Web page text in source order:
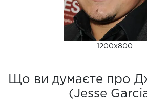
1200x800
Що ви думаєте про
(Jesse